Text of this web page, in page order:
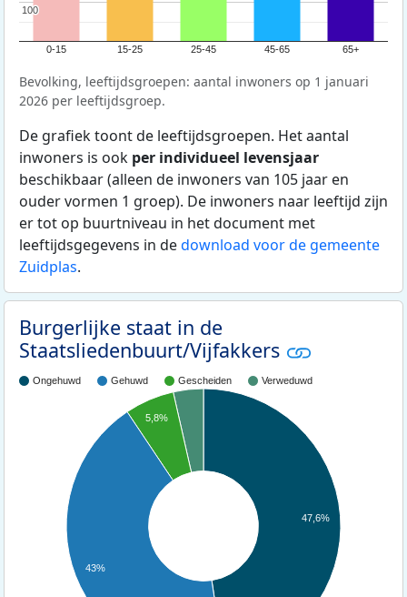
0-15 15-25 25-45 45-65 65+
100
100
Bevolking, leeftijdsgroepen: aantal inwoners op 1 januari
2026 per leeftijdsgroep.
De grafiek toont de leeftijdsgroepen. Het aantal
inwoners is ook per individueel levensjaar
beschikbaar (alleen de inwoners van 105 jaar en
ouder vormen 1 groep). De inwoners naar leeftijd zijn
er tot op buurtniveau in het document met
leeftijdsgegevens in dedownload voor de gemeente
Zuidplas.
Burgerlijke staat in de
Staatsliedenbuurt/Vijfakkers
Ongehuwd Gehuwd Gescheiden Verweduwd
47,6%
5,8%
43%